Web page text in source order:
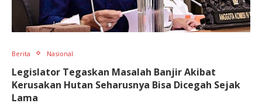
Berita Nasional
Legislator Tegaskan Masalah Banjir Akibat
Kerusakan Hutan Seharusnya Bisa Dicegah Sejak
Lama